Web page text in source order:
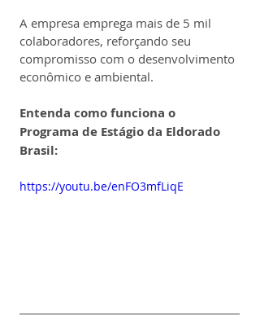
A empresa emprega mais de 5 mil
colaboradores, reforçando seu
compromisso com o desenvolvimento
econômico e ambiental.
Entenda como funciona o
Programa de Estágio da Eldorado
Brasil:
https://youtu.be/enFO3mfLiqE